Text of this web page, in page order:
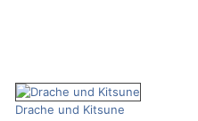
Drache und Kitsune